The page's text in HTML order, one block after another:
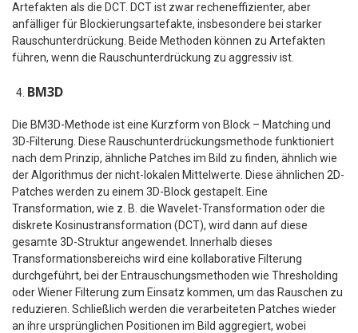
Artefakten als die DCT. DCT ist zwar recheneffizienter, aber
anfälliger für Blockierungsartefakte, insbesondere bei starker
Rauschunterdrückung. Beide Methoden können zu Artefakten
führen, wenn die Rauschunterdrückung zu aggressiv ist.
BM3D​
Die BM3D-Methode ist eine Kurzform von Block – Matching und
3D-Filterung. Diese Rauschunterdrückungsmethode funktioniert
nach dem Prinzip, ähnliche Patches im Bild zu finden, ähnlich wie
der Algorithmus der nicht-lokalen Mittelwerte. Diese ähnlichen 2D-
Patches werden zu einem 3D-Block gestapelt. Eine
Transformation, wie z. B. die Wavelet-Transformation oder die
diskrete Kosinustransformation (DCT), wird dann auf diese
gesamte 3D-Struktur angewendet. Innerhalb dieses
Transformationsbereichs wird eine kollaborative Filterung
durchgeführt, bei der Entrauschungsmethoden wie Thresholding
oder Wiener Filterung zum Einsatz kommen, um das Rauschen zu
reduzieren. Schließlich werden die verarbeiteten Patches wieder
an ihre ursprünglichen Positionen im Bild aggregiert, wobei